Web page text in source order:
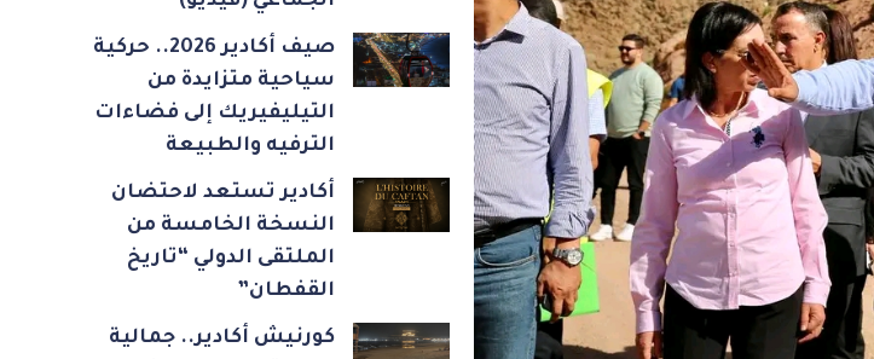
صيف أكادير 2026.. حركية
سياحية متزايدة من
التيليفيريك إلى فضاءات
الترفيه والطبيعة
أكادير تستعد لاحتضان
النسخة الخامسة من
الملتقى الدولي “تاريخ
القفطان”
كورنيش أكادير.. جمالية